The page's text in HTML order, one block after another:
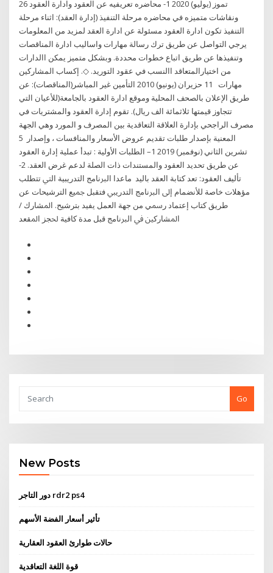
26 تموز (يوليو) 2020 1- محاضره تعريفيه عن العقود وادارة العقود
ونقاشات متميزه في محاضره مرحلة التنفيذ (إدارة العقد): اثناء مرحلة
التنفيذ تكون ادارة العقود مسئولة عن ادارة العقد لمزيد من المعلومات
يرجي التواصل عن طريق ترك رسالة مهارات واساليب ادارة المناقصات
وتنفيذها عن طريق اتباع خطوات محددة. وبشكل متميز يمكن االدارات
من اختيارالمتعاقد االنسب في عقود التوريد. ◇. إكساب المشاركين
مهارات 11 حزيران (يونيو) 2010 التأمين غير المباشر(المناقصات): عن
طريق الإعلان بالصحف المحلية وموقع ادارة العقود بالجامعة(للأعيان التي
تتجاوز قيمتها ثلاثمائة الف ريال). تقوم إدارة العقود والمشتريات في
مصرف الراجحي بإدارة العلاقة التعاقدية بين المصرف و المورد وهي الجهة
المعنية بإصدار طلبات تقديم عروض الأسعار والمنافسات ، وإصدار 5
تشرين الثاني (نوفمبر) 2019 1– الطلبات الأولية : تبدأ عملية إدارة العقود
عن طريق تحديد العقود والمستندات ذات الصلة لدعم غرض العقد. 2-
تأليف العقود: تعد كتابة العقد باليد ﻣﺎﻋﺪﺍ ﺍﻟﱪﻧﺎﻣﺞ ﺍﻟﺘﺪﺭﻳﺒﻴﺔ ﺍﻟﱵ ﺗﺘﻄﻠﺐ
ﻣﺆﻫﻼﺕ ﺧﺎﺻﺔ ﻟﻸﻧﻀﻤﺎﻡ ﺇﱃ ﺍﻟﱪﻧﺎﻣﺞ ﺍﻟﺘﺪﺭﻳﱯ ﻓﺘﻘﺒﻞ ﲨﻴﻊ ﺍﻟﺘﺮﺷﻴﺤﺎﺕ ﻋﻦ
ﻃﺮﻳﻖ ﻛﺘﺎﺏ ﺇﻋﺘﻤﺎﺩ ﺭﲰﻲ ﻣﻦ ﺟﻬﺔ ﺍﻟﻌﻤﻞ ﻳﻔﻴﺪ ﺑﺘﺮﺷﻴﺢ. ﺍﳌﺸﺎﺭﻙ /
Go
New Posts
دور التاجر rdr2 ps4
تأثير أسعار الفضة الأسهم
حالات طوارئ العقود العقارية
قوة اللغة التعاقدية